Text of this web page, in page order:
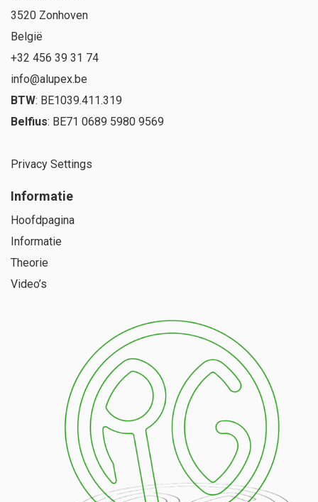
3520 Zonhoven
België
+32 456 39 31 74
info@alupex.be
BTW: BE1039.411.319
Belfius: BE71 0689 5980 9569
Privacy Settings
Informatie
Hoofdpagina
Informatie
Theorie
Video’s